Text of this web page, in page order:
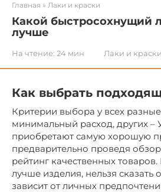
Главная » Лаки и краски
Какой быстросохнущий
лучше
На чтение: 24 мин Лаки и краски
Как выбрать
Критерии выбора у всех
минимальный расход, других –
приобретают самую хорошую
предварительно проведя
рейтинг качественных
лучше изделия, нельзя сказать
зависит от личных